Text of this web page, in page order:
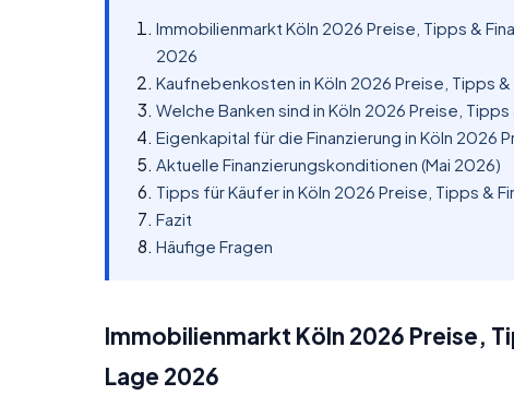
Immobilienmarkt Köln 2026 Preise, Tipps &
2026
Kaufnebenkosten in Köln 2026 Preise, Tipps
Welche Banken sind in Köln 2026 Preise,
Eigenkapital für die Finanzierung in Köln 2026
Aktuelle Finanzierungskonditionen (Mai 2026)
Tipps für Käufer in Köln 2026 Preise, Tipps &
Fazit
Häufige Fragen
Immobilienmarkt Köln 2026 Preise,
Lage 2026